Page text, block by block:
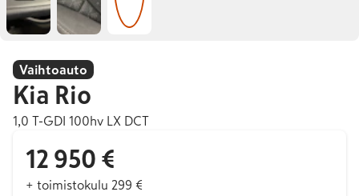
Vaihtoauto
Kia Rio
1,0 T-GDI 100hv LX DCT
12 950 €
+ toimistokulu 299 €